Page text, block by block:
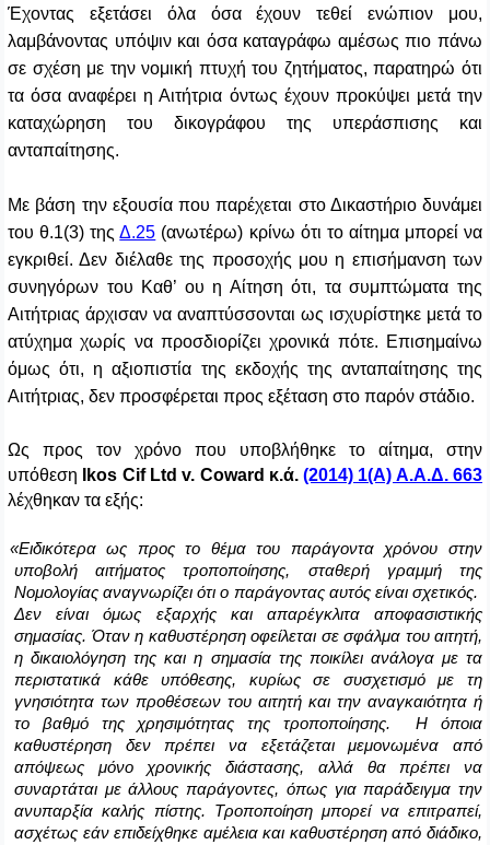
Έχοντας εξετάσει όλα όσα έχουν τεθεί ενώπιον μου,
λαμβάνοντας υπόψιν και όσα καταγράφω αμέσως πιο πάνω
σε σχέση με την νομική πτυχή του ζητήματος, παρατηρώ ότι
τα όσα αναφέρει η Αιτήτρια όντως έχουν προκύψει μετά την
καταχώρηση του δικογράφου της υπεράσπισης και
ανταπαίτησης.
Με βάση την εξουσία που παρέχεται στο Δικαστήριο δυνάμει
του θ.1(3) τηςΔ.25 (ανωτέρω) κρίνω ότι το αίτημα μπορεί να
εγκριθεί. Δεν διέλαθε της προσοχής μου η επισήμανση των
συνηγόρων του Καθ’ ου η Αίτηση ότι, τα συμπτώματα της
Αιτήτριας άρχισαν να αναπτύσσονται ως ισχυρίστηκε μετά το
ατύχημα χωρίς να προσδιορίζει χρονικά πότε. Επισημαίνω
όμως ότι, η αξιοπιστία της εκδοχής της ανταπαίτησης της
Αιτήτριας, δεν προσφέρεται προς εξέταση στο παρόν στάδιο.
Ως προς τον χρόνο που υποβλήθηκε το αίτημα, στην
υπόθεση Ikos Cif Ltd v. Coward κ.ά.(2014) 1(Α) Α.Α.Δ. 663
λέχθηκαν τα εξής:
«Ειδικότερα ως προς το θέμα του παράγοντα χρόνου στην
υποβολή αιτήματος τροποποίησης, σταθερή γραμμή της
Νομολογίας αναγνωρίζει ότι ο παράγοντας αυτός είναι σχετικός.
Δεν είναι όμως εξαρχής και απαρέγκλιτα αποφασιστικής
σημασίας. Όταν η καθυστέρηση οφείλεται σε σφάλμα του αιτητή,
η δικαιολόγηση της και η σημασία της ποικίλει ανάλογα με τα
περιστατικά κάθε υπόθεσης, κυρίως σε συσχετισμό με τη
γνησιότητα των προθέσεων του αιτητή και την αναγκαιότητα ή
το βαθμό της χρησιμότητας της τροποποίησης. Η όποια
καθυστέρηση δεν πρέπει να εξετάζεται μεμονωμένα από
απόψεως μόνο χρονικής διάστασης, αλλά θα πρέπει να
συναρτάται με άλλους παράγοντες, όπως για παράδειγμα την
ανυπαρξία καλής πίστης. Τροποποίηση μπορεί να επιτραπεί,
ασχέτως εάν επιδείχθηκε αμέλεια και καθυστέρηση από διάδικο,